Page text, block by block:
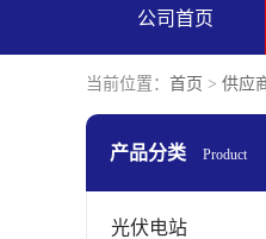
公司首页
当前位置： 首页 > 供应
产品分类 Product
光伏电站